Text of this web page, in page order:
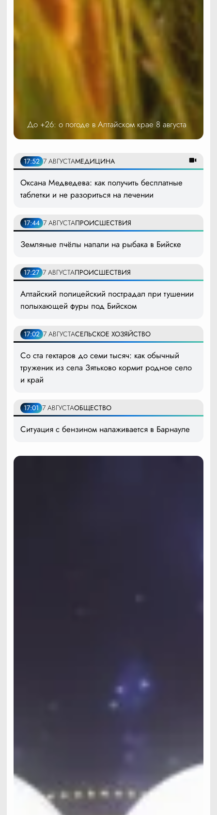
До +26: о погоде в Алтайском крае 8 августа
17:52 7 АВГУСТАМЕДИЦИНА
Оксана Медведева: как получить бесплатные
таблетки и не разориться на лечении
17:44 7 АВГУСТАПРОИСШЕСТВИЯ
Земляные пчёлы напали на рыбака в Бийске
17:27 7 АВГУСТАПРОИСШЕСТВИЯ
Алтайский полицейский пострадал при тушении
полыхающей фуры под Бийском
17:02 7 АВГУСТАСЕЛЬСКОЕ ХОЗЯЙСТВО
Со ста гектаров до семи тысяч: как обычный
труженик из села Зятьково кормит родное село
и край
17:01 7 АВГУСТАОБЩЕСТВО
Ситуация с бензином налаживается в Барнауле